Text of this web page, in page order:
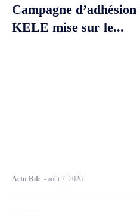
Campagne
KELE mise sur le...
Actu Rdc -août 7, 2026